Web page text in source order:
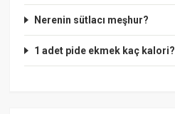
Nerenin sütlacı meşhur?
1 adet pide ekmek kaç kalori?